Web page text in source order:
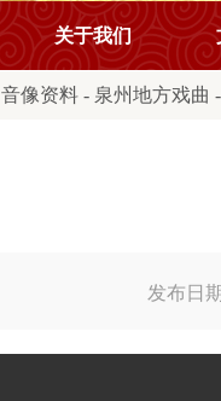
关于我们
音像资料 - 泉州地方戏曲 -
发布日